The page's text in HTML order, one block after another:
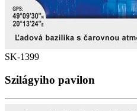
SK-1399
Szilágyiho pavilon